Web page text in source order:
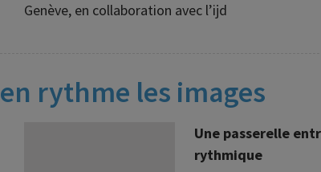
Genève, en collaboration avec l’ijd
en rythme les images
Une passerelle
rythmique